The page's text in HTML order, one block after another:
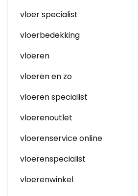
vloer specialist
vloerbedekking
vloeren
vloeren en zo
vloeren specialist
vloerenoutlet
vloerenservice online
vloerenspecialist
vloerenwinkel